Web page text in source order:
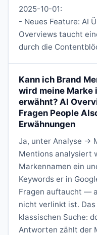
2025-10-01:
- Neues Feature: AI
Overviews taucht
durch die
Kann ich Brand
wird meine Marke
erwähnt? AI
Fragen People
Erwähnungen
Ja, unter Analyse →
Mentions analysiert
Markennamen ein
Keywords er in
Fragen auftaucht —
nicht verlinkt ist.
klassischen Suche:
Antworten zählt der